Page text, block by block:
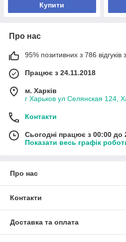
Купити
Про нас
95% позитивних з 786 відгуків
Працює з 24.11.2018
м. Харків
г Харьков ул Селянская 124,
Контакти
Сьогодні працює з 00:00 до
Показати весь графік
Про нас
Контакти
Доставка та оплата